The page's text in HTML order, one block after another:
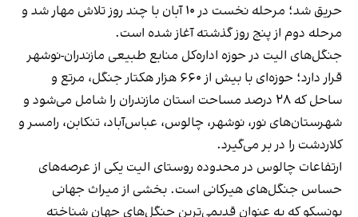
حریق شد؛ مرحله نخست در ۱۰ آبان با چند روز تلاش مهار شد و
مرحله دوم از پنج روز گذشته آغاز شده است.
جنگل‌های الیت در حوزه اداره‌کل منابع طبیعی مازندران-نوشهر
قرار دارد؛ حوزه‌ای با بیش از ۶۶۰ هزار هکتار جنگل، مرتع و
ساحل که ۲۸ درصد مساحت استان مازندران را شامل می‌شود و
شهرستان‌های نور، نوشهر، چالوس، عباس‌آباد، تنکابن، رامسر و
کلاردشت را در بر می‌گیرد.
ارتفاعات چالوس در محدوده روستای الیت یکی از عرصه‌های
حساس جنگل‌های هیرکانی است. بخشی از میراث جهانی
یونسکو که به عنوان قدیمی‌ترین جنگل‌های جهان شناخته